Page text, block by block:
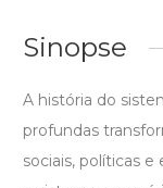
Sinopse
A história do
profundas
sociais, políticas